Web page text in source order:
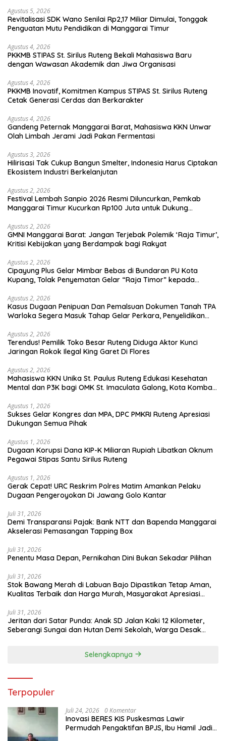
Agustus 5, 2026
Revitalisasi SDK Wano Senilai Rp2,17 Miliar Dimulai, Tonggak
Penguatan Mutu Pendidikan di Manggarai Timur
Agustus 4, 2026
PKKMB STIPAS St. Sirilus Ruteng Bekali Mahasiswa Baru
dengan Wawasan Akademik dan Jiwa Organisasi
Agustus 4, 2026
PKKMB Inovatif, Komitmen Kampus STIPAS St. Sirilus Ruteng
Cetak Generasi Cerdas dan Berkarakter
Agustus 4, 2026
Gandeng Peternak Manggarai Barat, Mahasiswa KKN Unwar
Olah Limbah Jerami Jadi Pakan Fermentasi
Agustus 3, 2026
Hilirisasi Tak Cukup Bangun Smelter, Indonesia Harus Ciptakan
Ekosistem Industri Berkelanjutan
Agustus 2, 2026
Festival Lembah Sanpio 2026 Resmi Diluncurkan, Pemkab
Manggarai Timur Kucurkan Rp100 Juta untuk Dukung
Agustus 2, 2026
GMNI Manggarai Barat: Jangan Terjebak Polemik ‘Raja Timur’,
Kritisi Kebijakan yang Berdampak bagi Rakyat
Agustus 2, 2026
Cipayung Plus Gelar Mimbar Bebas di Bundaran PU Kota
Kupang, Tolak Penyematan Gelar “Raja Timor” kepada
Agustus 2, 2026
Kasus Dugaan Penipuan Dan Pemalsuan Dokumen Tanah TPA
Warloka Segera Masuk Tahap Gelar Perkara, Penyelidikan
Agustus 2, 2026
Terendus! Pemilik Toko Besar Ruteng Diduga Aktor Kunci
Jaringan Rokok Ilegal King Garet Di Flores
Agustus 2, 2026
Mahasiswa KKN Unika St. Paulus Ruteng Edukasi Kesehatan
Mental dan P3K bagi OMK St. Imaculata Galong, Kota Komba
Agustus 1, 2026
Sukses Gelar Kongres dan MPA, DPC PMKRI Ruteng Apresiasi
Dukungan Semua Pihak
Agustus 1, 2026
Dugaan Korupsi Dana KIP-K Miliaran Rupiah Libatkan Oknum
Pegawai Stipas Santu Sirilus Ruteng
Agustus 1, 2026
Gerak Cepat! URC Reskrim Polres Matim Amankan Pelaku
Dugaan Pengeroyokan Di Jawang Golo Kantar
Juli 31, 2026
​Demi Transparansi Pajak: Bank NTT dan Bapenda Manggarai
Akselerasi Pemasangan Tapping Box
Juli 31, 2026
Penentu Masa Depan, Pernikahan Dini Bukan Sekadar Pilihan
Juli 31, 2026
Stok Bawang Merah di Labuan Bajo Dipastikan Tetap Aman,
Kualitas Terbaik dan Harga Murah, Masyarakat Apresiasi
Juli 31, 2026
Jeritan dari Satar Punda: Anak SD Jalan Kaki 12 Kilometer,
Seberangi Sungai dan Hutan Demi Sekolah, Warga Desak
Selengkapnya
Terpopuler
Juli 24, 2026 0 Komentar
Inovasi BERES KIS Puskesmas Lawir
Permudah Pengaktifan BPJS, Ibu Hamil Jadi